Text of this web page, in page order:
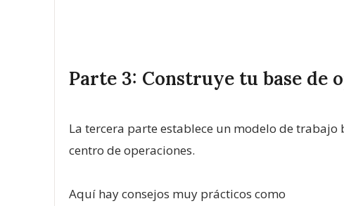
Parte 3: Construye tu base de
La tercera parte establece un modelo de
centro de operaciones.
Aquí hay consejos muy prácticos como